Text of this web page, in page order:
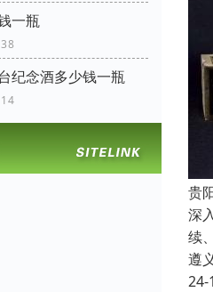
一瓶
纪念酒多少钱一瓶
贵
深
续
遵
24-